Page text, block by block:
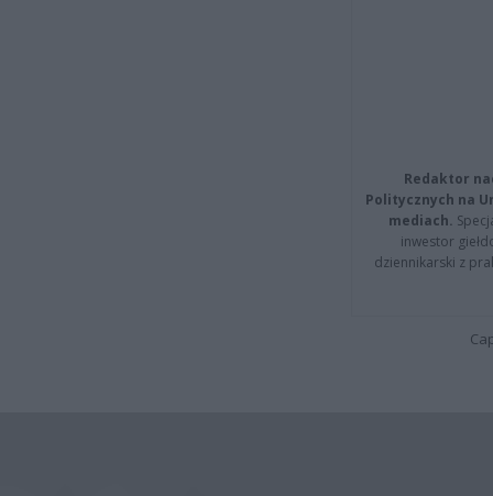
Redaktor
Politycznych na
mediach.
inwestor
dziennikarski z